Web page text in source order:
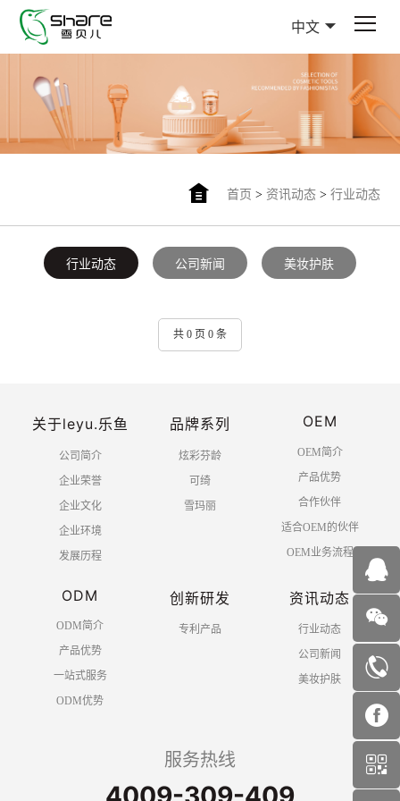
中文
首页 > 资讯动态> 行业动态
行业动态 公司新闻 美妆护肤
共 0 页 0 条
关于leyu.乐鱼
公司简介
企业荣誉
企业文化
企业环境
发展历程
品牌系列
炫彩芬龄
可绮
雪玛丽
OEM
OEM简介
产品优势
合作伙伴
适合OEM的伙伴
OEM业务流程
ODM
ODM简介
产品优势
一站式服务
ODM优势
创新研发
专利产品
资讯动态
行业动态
公司新闻
美妆护肤
服务热线